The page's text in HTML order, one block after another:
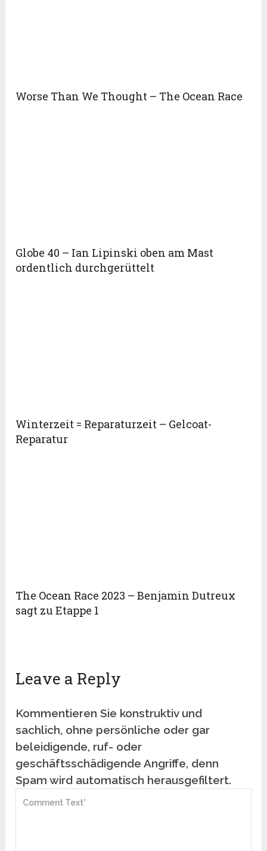
Worse Than We Thought – The Ocean Race
Globe 40 – Ian Lipinski oben am Mast
ordentlich durchgerüttelt
Winterzeit = Reparaturzeit – Gelcoat-
Reparatur
The Ocean Race 2023 – Benjamin Dutreux
sagt zu Etappe 1
Leave a Reply
Kommentieren Sie konstruktiv und
sachlich, ohne persönliche oder gar
beleidigende, ruf- oder
geschäftsschädigende Angriffe, denn
Spam wird automatisch herausgefiltert.